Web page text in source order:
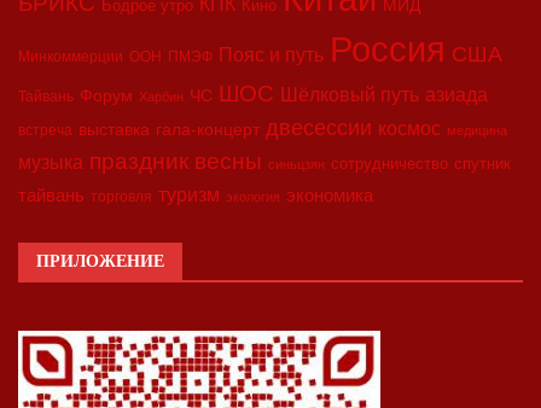
Бодрое утро Кино МИД
Минкоммерции ООН ПМЭФ Пояс и путь Россия США
Тайвань Форум Харбин ЧС ШОС Шёлковый путь азиада
встреча выставка гала-концерт двесессии космос медицина
музыка праздник весны синьцзян сотрудничество спутник
тайвань торговля туризм экология экономика
ПРИЛОЖЕНИЕ